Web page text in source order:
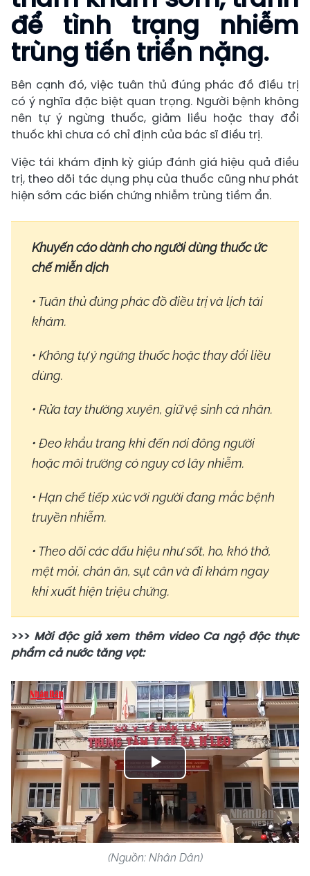
để tình trạng nhiễm
trùng tiến triển nặng.
Bên cạnh đó, việc tuân thủ đúng phác đồ điều trị
có ý nghĩa đặc biệt quan trọng. Người bệnh không
nên tự ý ngừng thuốc, giảm liều hoặc thay đổi
thuốc khi chưa có chỉ định của bác sĩ điều trị.
Việc tái khám định kỳ giúp đánh giá hiệu quả điều
trị, theo dõi tác dụng phụ của thuốc cũng như phát
hiện sớm các biến chứng nhiễm trùng tiềm ẩn.
Khuyến cáo dành cho người dùng thuốc ức
chế miễn dịch
• Tuân thủ đúng phác đồ điều trị và lịch tái
khám.
• Không tự ý ngừng thuốc hoặc thay đổi liều
dùng.
• Rửa tay thường xuyên, giữ vệ sinh cá nhân.
• Đeo khẩu trang khi đến nơi đông người
hoặc môi trường có nguy cơ lây nhiễm.
• Hạn chế tiếp xúc với người đang mắc bệnh
truyền nhiễm.
• Theo dõi các dấu hiệu như sốt, ho, khó thở,
mệt mỏi, chán ăn, sụt cân và đi khám ngay
khi xuất hiện triệu chứng.
>>> Mời độc giả xem thêm video Ca ngộ độc thực
phẩm cả nước tăng vọt:
Play
Video
(Nguồn: Nhân Dân)